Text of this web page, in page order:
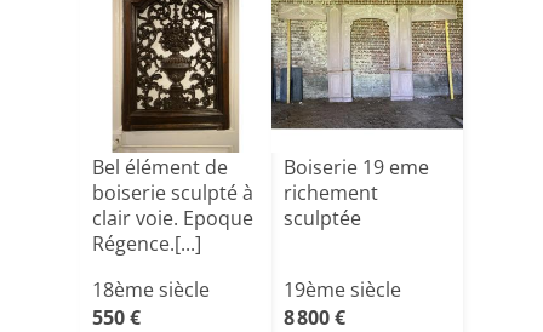
Bel élément de
boiserie sculpté à
clair voie. Epoque
Régence.[...]
18ème siècle
550 €
Boiserie 19 eme
richement
sculptée
19ème siècle
8 800 €